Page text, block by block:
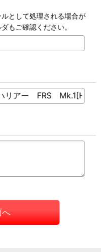
として処理される場合が
もご確認ください。